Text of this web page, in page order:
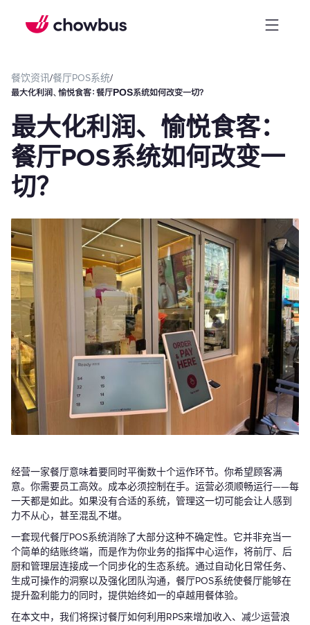
餐饮资讯/餐厅POS系统/
‍最大化利润、愉悦食客：餐厅POS系统如何改变一切？
‍最大化利润、愉悦食客：
餐厅POS系统如何改变一
切？
经营一家餐厅意味着要同时平衡数十个运作环节。你希望顾客满
意。你需要员工高效。成本必须控制在手。运营必须顺畅运行——每
一天都是如此。如果没有合适的系统，管理这一切可能会让人感到
力不从心，甚至混乱不堪。
一套现代餐厅POS系统消除了大部分这种不确定性。它并非充当一
个简单的结账终端，而是作为你业务的指挥中心运作，将前厅、后
厨和管理层连接成一个同步化的生态系统。通过自动化日常任务、
生成可操作的洞察以及强化团队沟通，餐厅POS系统使餐厅能够在
提升盈利能力的同时，提供始终如一的卓越用餐体验。
在本文中，我们将探讨餐厅如何利用RPS来增加收入、减少运营浪